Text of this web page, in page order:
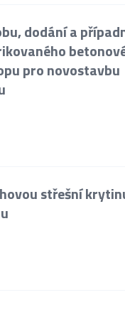
dodání a
pro novostavbu
střešní